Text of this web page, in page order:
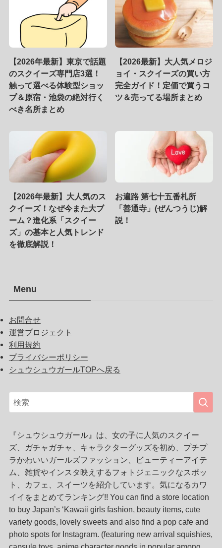
【2026年最新】東京で話題
のスクイーズ専門店3選！
触って選べる体験型ショッ
プ＆原宿・池袋の絶対行く
べき名所まとめ
【2026最新】大人気メロジ
ョイ・スクイーズの買い方
完全ガイド！定価で買うコ
ツ＆売ってる場所まとめ
【2026年最新】大人気のス
クイーズ！なぜ今また大ブ
ーム？進化系「スクイー
ズ」の基本と人気トレンド
を徹底解説！
お遍路 第七十五番札所
「善通寺」(ぜんつうじ)解
説！
Menu
お問合せ
運営プロジェクト
利用規約
プライバシーポリシー
シュウシュウガールTOPへ戻る
『シュウシュウガール』は、女の子に人気のスクイー
ズ、ガチャガチャ、キャラクターグッズを初め、プチプ
ラかわいいガールズファッション、ビューティーアイテ
ム、雑貨やインスタ映えするフォトジェニックなスポッ
ト、カフェ、スイーツを紹介しています。気になるカワ
イイをまとめてランキング!! You can find a store location
to buy Japan’s ‘Kawaii girls fashion, beauty items, cute
variety goods, lovely sweets and also find a pop cafe and
photo spots for Instagram. (featuring new arrival squishies,